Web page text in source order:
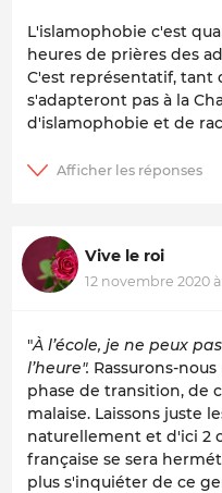
L'islamophobie c'est
heures de prières des
C'est représentatif, tant
s'adapteront pas à la
d'islamophobie et de
Vive le roi
12 novembre 2020 à
"À l’école, je ne peux
l’heure". Rassurons-
phase de transition, de
malaise. Laissons juste
naturellement et d'ici 2
française se sera
plus s'inquiéter de ce